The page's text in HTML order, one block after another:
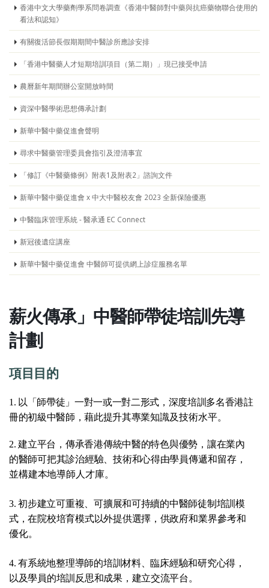
香港中文大學藥劑學系問卷調查《香港中醫師對中藥與抗癌藥物聯合使用的
看法和認知》
有關復活節長假期期間中醫診所應診安排
「香港中醫藥人才短期培訓項目（第二期）」現已接受申請
農曆新年期間辦公室開放時間
資深中醫學術思想傳承計劃
新華中醫中藥促進會聲明
尋求中醫藥管理委員會指引及澄清事宜
「修訂《中醫藥條例》附表1及附表2」諮詢文件
新華中醫中藥促進會 x 中大中醫校友會 2023 全新保險優惠
中醫臨床管理系統 - 醫承通 EC Connect
新冠後遺症講座
新華中醫中藥促進會 中醫師可提供網上診症服務名單
薪火傳承」中醫師帶徒培訓先導
計劃
項目目的
1. 以「師帶徒」一對一或一對二形式，深度培訓多名香港註
冊的初級中醫師，藉此提升其專業知識及技術水平。
2. 建立平台，傳承香港傳統中醫的特色與優勢，讓在業內
的醫師可把其診治經驗、技術和心得由學員傳遞和留存，
並構建本地導師人才庫。
3. 初步建立可重複、可擴展和可持續的中醫師徒制培訓模
式，在院校培育模式以外提供選擇，供政府和業界參考和
優化。
4. 有系統地整理導師的培訓材料、臨床經驗和研究心得，
以及學員的培訓反思和成果，建立交流平台。